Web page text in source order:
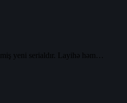
yeni serialdır. Layihə həm…